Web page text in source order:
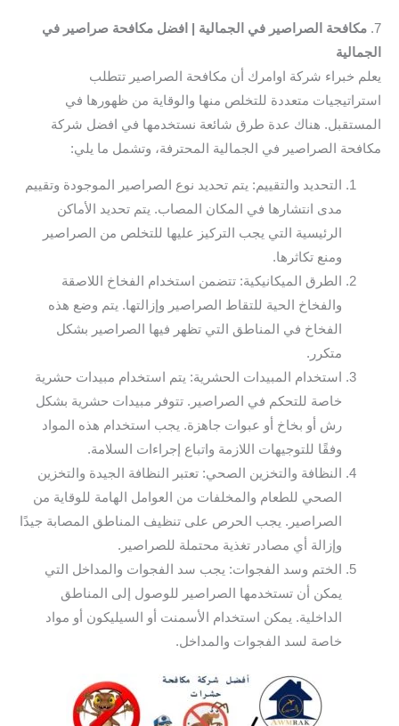
7. مكافحة الصراصير في الجمالية | افضل مكافحة صراصير في
الجمالية
يعلم خبراء شركة اوامرك أن مكافحة الصراصير تتطلب
استراتيجيات متعددة للتخلص منها والوقاية من ظهورها في
المستقبل. هناك عدة طرق شائعة نستخدمها في افضل شركة
مكافحة الصراصير في الجمالية المحترفة، وتشمل ما يلي:
التحديد والتقييم: يتم تحديد نوع الصراصير الموجودة وتقييم
مدى انتشارها في المكان المصاب. يتم تحديد الأماكن
الرئيسية التي يجب التركيز عليها للتخلص من الصراصير
ومنع تكاثرها.
الطرق الميكانيكية: تتضمن استخدام الفخاخ اللاصقة
والفخاخ الحية للتقاط الصراصير وإزالتها. يتم وضع هذه
الفخاخ في المناطق التي تظهر فيها الصراصير بشكل
متكرر.
استخدام المبيدات الحشرية: يتم استخدام مبيدات حشرية
خاصة للتحكم في الصراصير. تتوفر مبيدات حشرية بشكل
رش أو بخاخ أو عبوات جاهزة. يجب استخدام هذه المواد
وفقًا للتوجيهات اللازمة واتباع إجراءات السلامة.
النظافة والتخزين الصحي: تعتبر النظافة الجيدة والتخزين
الصحي للطعام والمخلفات من العوامل الهامة للوقاية من
الصراصير. يجب الحرص على تنظيف المناطق المصابة جيدًا
وإزالة أي مصادر تغذية محتملة للصراصير.
الختم وسد الفجوات: يجب سد الفجوات والمداخل التي
يمكن أن تستخدمها الصراصير للوصول إلى المناطق
الداخلية. يمكن استخدام الأسمنت أو السيليكون أو مواد
خاصة لسد الفجوات والمداخل.